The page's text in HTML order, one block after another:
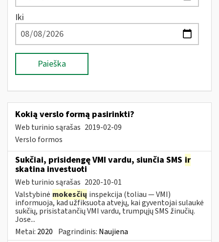
Iki
Paieška
Kokią verslo formą pasirinkti?
Web turinio sąrašas 2019-02-09
Verslo formos
Sukčiai, prisidengę VMI vardu, siunčia SMS ir
skatina investuoti
Web turinio sąrašas 2020-10-01
Valstybinė mokesčių inspekcija (toliau — VMI)
informuoja, kad užfiksuota atvejų, kai gyventojai sulaukė
sukčių, prisistatančių VMI vardu, trumpųjų SMS žinučių.
Jose...
Metai: 2020 Pagrindinis: Naujiena